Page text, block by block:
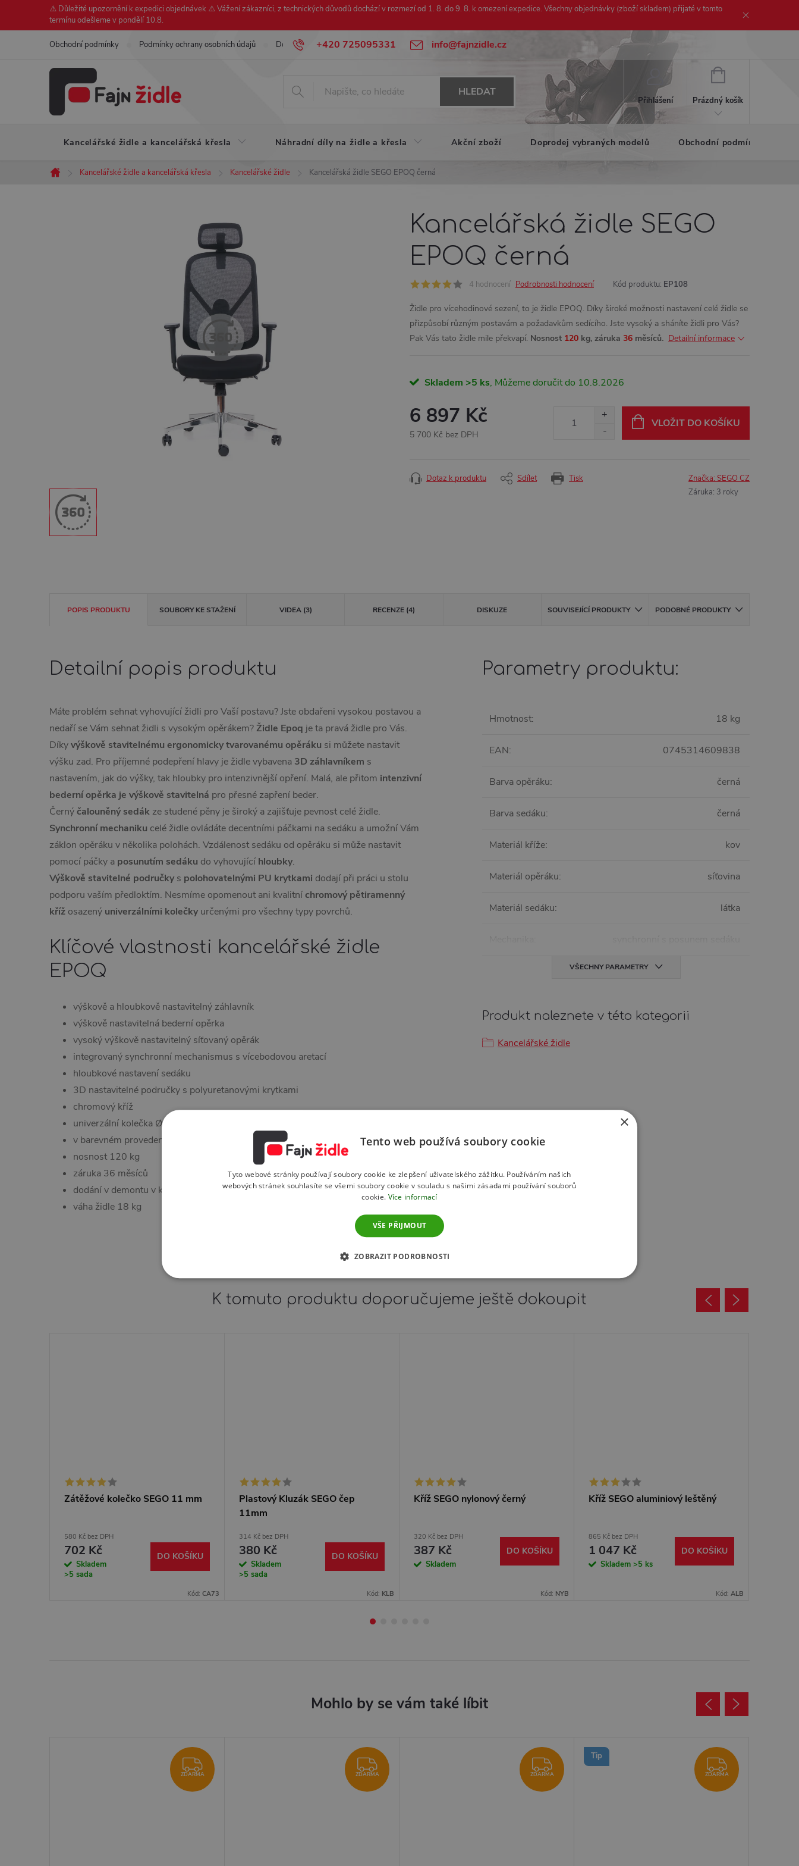
⚠️ Důležité upozornění k expedici objednávek ⚠️ Vážení zákazníci, z technických důvodů dochází v rozmezí od 1. 8. do 9. 8. k omezení expedice. Všechny objednávky (zboží skladem) přijaté v tomto
termínu odešleme v pondělí 10.8.
+420 725095331 info@fajnzidle.cz
Obchodní podmínky Podmínky ochrany osobních údajů Doprava zdarma Urychlená reklamace
HLEDAT
Přihlášení
Prázdný košík
Kancelářské židle a kancelářská křesla Náhradní díly na židle a křesla Akční zboží Doprodej vybraných modelů Obchodní podmínky
Domů
Kancelářské židle a kancelářská křesla Kancelářské židle Kancelářská židle SEGO EPOQ černá
Kancelářská židle SEGO
EPOQ černá
4 hodnocení Podrobnosti hodnocení Kód produktu: EP108
Židle pro vícehodinové sezení, to je židle EPOQ. Díky široké možnosti nastavení celé židle se
přizpůsobí různým postavám a požadavkům sedícího. Jste vysoký a sháníte židli pro Vás?
Pak Vás tato židle mile překvapí. Nosnost 120 kg, záruka 36 měsíců. Detailní informace
Skladem >5 ks 10.8.2026
6 897 Kč
5 700 Kč bez DPH
VLOŽIT DO KOŠÍKU
Tisk
Dotaz k produktu Sdílet Značka: SEGO CZ
Záruka: 3 roky
POPIS PRODUKTU SOUBORY KE STAŽENÍ VIDEA (3) RECENZE (4) DISKUZE SOUVISEJÍCÍ PRODUKTY PODOBNÉ PRODUKTY
Detailní popis produktu
Máte problém sehnat vyhovující židli pro Vaší postavu? Jste obdařeni vysokou postavou a
nedaří se Vám sehnat židli s vysokým opěrákem? Židle Epoq je ta pravá židle pro Vás.
Díkyvýškově stavitelnému ergonomicky tvarovanému opěráku si můžete nastavit
výšku zad. Pro příjemné podepření hlavy je židle vybavena 3D záhlavníkem s
nastavením, jak do výšky, tak hloubky pro intenzivnější opření. Malá, ale přitom intenzivní
bederní opěrka je výškově stavitelná pro přesné zapření beder.
Černýčalouněný sedák ze studené pěny je široký a zajišťuje pevnost celé židle.
Synchronní mechaniku celé židle ovládáte decentními páčkami na sedáku a umožní Vám
záklon opěráku v několika polohách. Vzdálenost sedáku od opěráku si může nastavit
pomocí páčky a posunutím sedáku do vyhovující hloubky.
Výškově stavitelné područky s polohovatelnými PU krytkami dodají při práci u stolu
podporu vaším předloktím. Nesmíme opomenout ani kvalitníchromový pětiramenný
kříž osazený univerzálními kolečky určenými pro všechny typy povrchů.
Klíčové vlastnosti kancelářské židle
EPOQ
výškově a hloubkově nastavitelný záhlavník
výškově nastavitelná bederní opěrka
vysoký výškově nastavitelný síťovaný opěrák
integrovaný synchronní mechanismus s vícebodovou aretací
hloubkové nastavení sedáku
3D nastavitelné područky s polyuretanovými krytkami
chromový kříž
univerzální kolečka Ø 60mm
v barevném provedení: záhlavník a opěrák černá Mesh, sedák černá kvalitní látka
nosnost 120 kg
záruka 36 měsíců
dodání v demontu v kartonu
74x66x37,5 cm
váha židle 18 kg
Parametry produktu:
Hmotnost: 18 kg
EAN: 0745314609838
Barva opěráku: černá
Barva sedáku: černá
Materiál kříže: kov
Materiál opěráku: síťovina
Materiál sedáku: látka
VŠECHNY PARAMETRY
Produkt naleznete v této kategorii
Kancelářské židle
K tomuto produktu doporučujeme ještě dokoupit
Zátěžové kolečko SEGO 11 mm
580 Kč bez DPH
702 Kč
Skladem
>5 sada
DO KOŠÍKU
Kód: CA73
Plastový Kluzák SEGO čep
11mm
314 Kč bez DPH
380 Kč
Skladem
>5 sada
DO KOŠÍKU
Kód: KLB
Kříž SEGO nylonový černý
320 Kč bez DPH
387 Kč
Skladem
DO KOŠÍKU
Kód: NYB
Kříž SEGO aluminiový leštěný
865 Kč bez DPH
1 047 Kč
Skladem >5 ks
DO KOŠÍKU
Kód: ALB
ZDARMA
ZDARMA
ZDARMA
ZDARMA
ZDARMA
ZDARMA
Tip
ZDARMA
ZDARMA
×
Tento web používá soubory cookie
Tyto webové stránky používají soubory cookie ke zlepšení uživatelského zážitku. Používáním našich
webových stránek souhlasíte se všemi soubory cookie v souladu s našimi zásadami používání souborů
cookie. Více informací
VŠE PŘIJMOUT
ZOBRAZIT PODROBNOSTI